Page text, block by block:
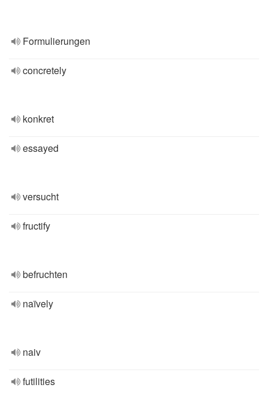
Formulierungen
concretely
konkret
essayed
versucht
fructify
befruchten
naïvely
naiv
futilities